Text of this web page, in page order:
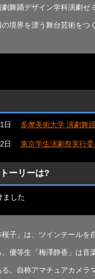
舞踊デザイン学科演劇ゼ
境界を漂う舞台芸術をつ
日 多摩美術大学 演劇舞
日 東京学生演劇祭実行委
ーリーは?
ました
子」は、ツインテールを
優等生「梅澤静香」は音
。自称アマチュアカメラ